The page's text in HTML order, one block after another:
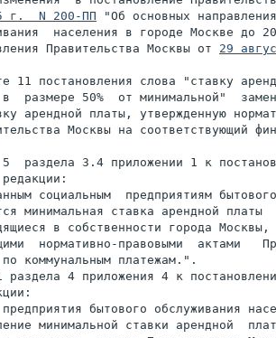
г.  N 200-ПП "Об основных
населения в городе Москве до
Правительства Москвы от 29
11 постановления слова "ставку
размере 50%  от минимальной"
арендной платы, утвержденную
Москвы на соответствующий
раздела 3.4 приложении 1 к
социальным  предприятиям
минимальная ставка арендной платы
в собственности города
нормативно-правовыми  актами
коммунальным платежам.".
раздела 4 приложения 4 к
бытового обслуживания
минимальной ставки арендной